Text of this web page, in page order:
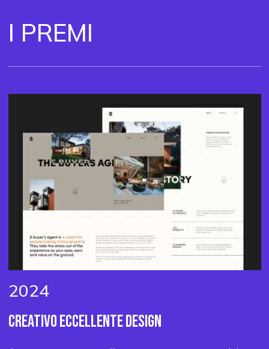
I PREMI
2024
CREATIVOECCELLENTE DESIGN